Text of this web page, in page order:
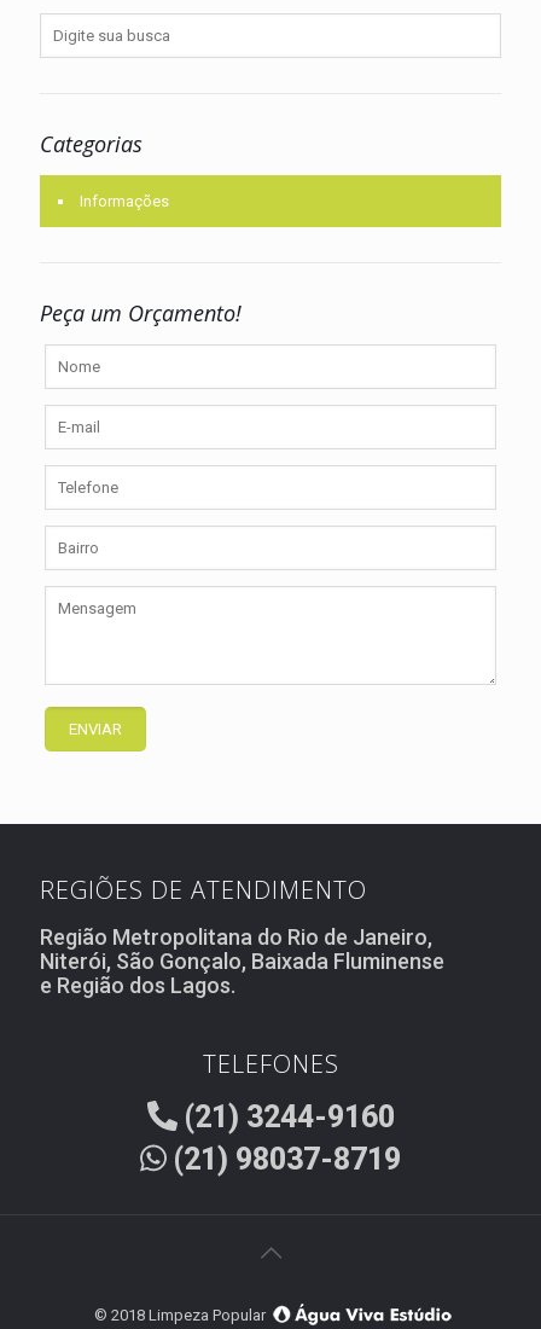
Categorias
Informações
Peça um Orçamento!
REGIÕES DE ATENDIMENTO
Região Metropolitana do Rio de Janeiro,
Niterói, São Gonçalo, Baixada Fluminense
e Região dos Lagos.
TELEFONES
(21) 3244-9160
(21) 98037-8719
© 2018 Limpeza Popular